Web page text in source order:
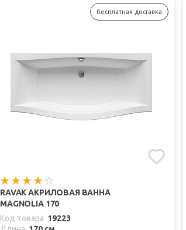
бесплатная доставка
RAVAK АКРИЛОВАЯ ВАННА
MAGNOLIA 170
Код товара 19223